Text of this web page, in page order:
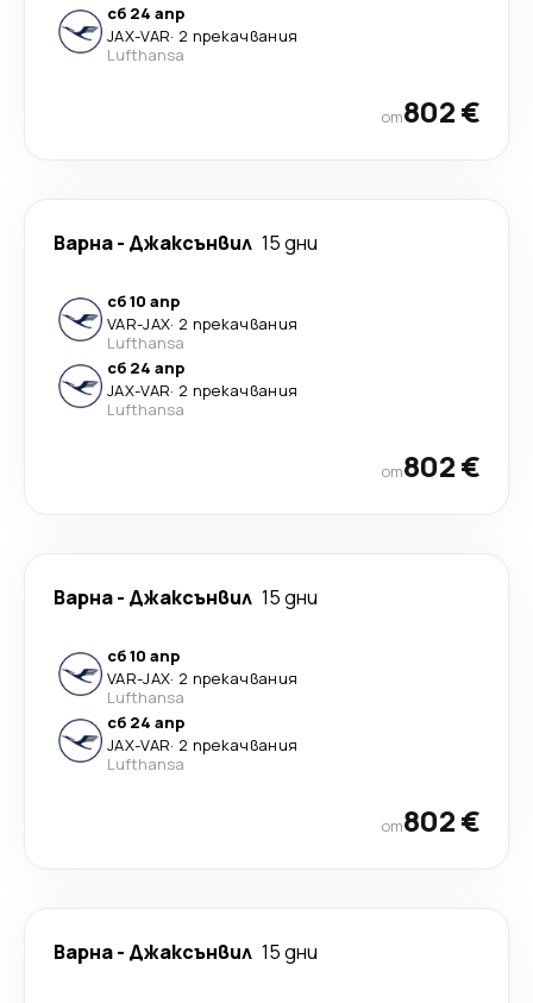
сб 24 апр
JAX-VAR· 2 прекачвания
Lufthansa
от802 €
Варна- Джаксънвил 15 дни
сб 10 апр
VAR-JAX· 2 прекачвания
Lufthansa
сб 24 апр
JAX-VAR· 2 прекачвания
Lufthansa
от802 €
Варна- Джаксънвил 15 дни
сб 10 апр
VAR-JAX· 2 прекачвания
Lufthansa
сб 24 апр
JAX-VAR· 2 прекачвания
Lufthansa
от802 €
Варна- Джаксънвил 15 дни